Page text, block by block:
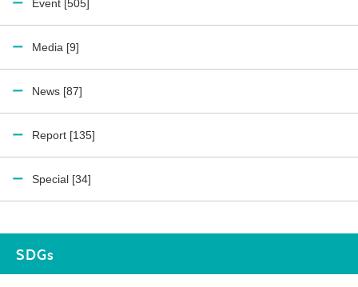
Event [505]
Media [9]
News [87]
Report [135]
Special [34]
SDGs